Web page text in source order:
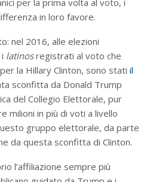
in loro favore.
nel 2016, alle elezioni
latinosregistrati al voto che
la Hillary Clinton, sono stati il
sconfitta da Donald Trump
del Collegio Elettorale, pur
milioni in più di voti a livello
gruppo elettorale, da parte
da questa sconfitta di Clinton.
l’affiliazione sempre più